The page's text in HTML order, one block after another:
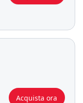
Acquista ora